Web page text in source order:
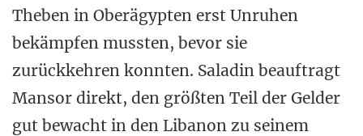
Theben in Oberägypten erst Unruhen
bekämpfen mussten, bevor sie
zurückkehren konnten. Saladin beauftragt
Mansor direkt, den größten Teil der Gelder
gut bewacht in den Libanon zu seinem